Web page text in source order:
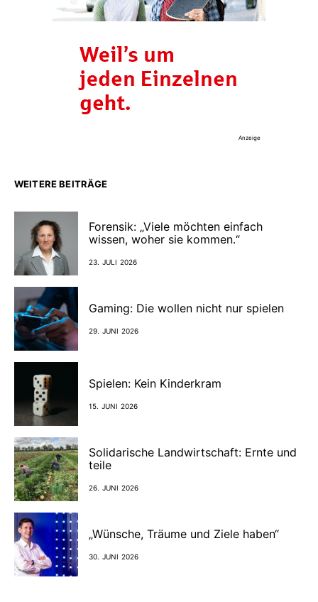
Anzeige
WEITERE BEITRÄGE
Forensik: „Viele möchten einfach
wissen, woher sie kommen.“
23. JULI 2026
Gaming: Die wollen nicht nur spielen
29. JUNI 2026
Spielen: Kein Kinderkram
15. JUNI 2026
Solidarische Landwirtschaft: Ernte und
teile
26. JUNI 2026
„Wünsche, Träume und Ziele haben“
30. JUNI 2026